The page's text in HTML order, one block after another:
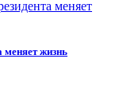
меняет жизнь